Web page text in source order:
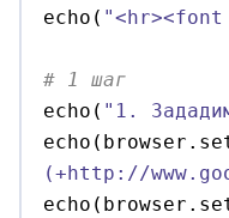
echo (
# 1 шаг
echo ( "1.
echo ( browser.
(+http://
echo ( browser.